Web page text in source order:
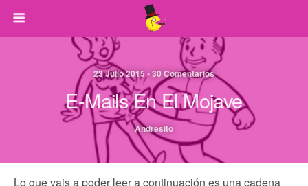
23 Julio 2015 • 30 Comentarios
E-Mails En El Mojave
Andresito
Lo que vais a poder leer a continuación es una cadena